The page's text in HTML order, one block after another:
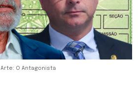
Arte: O Antagonista